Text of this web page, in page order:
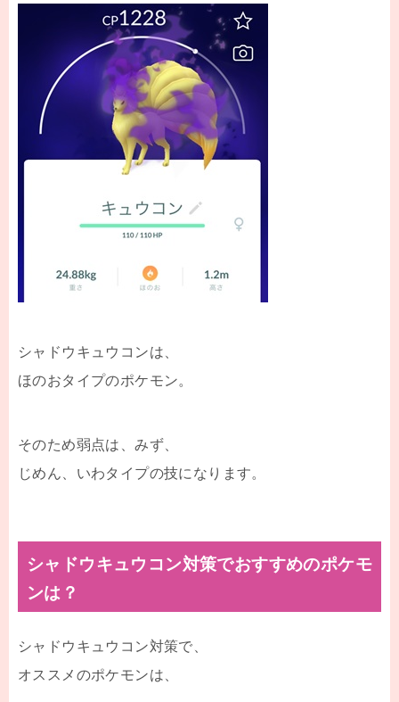
シャドウキュウコンは、
ほのおタイプのポケモン。
そのため弱点は、みず、
じめん、いわタイプの技になります。
シャドウキュウコン対策でおすすめのポケモ
ンは？
シャドウキュウコン対策で、
オススメのポケモンは、